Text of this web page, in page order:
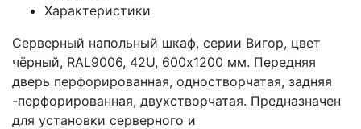
Характеристики
Серверный напольный шкаф, серии Вигор, цвет
чёрный, RAL9006, 42U, 600х1200 мм. Передняя
дверь перфорированная, одностворчатая, задняя
-перфорированная, двухстворчатая. Предназначен
для установки серверного и